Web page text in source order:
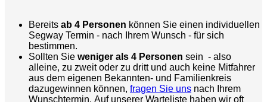
Bereits ab 4 Personen können Sie einen individuellen
Segway Termin - nach Ihrem Wunsch - für sich
bestimmen.
Sollten Sie weniger als 4 Personen sein - also
alleine, zu zweit oder zu dritt und auch keine Mitfahrer
aus dem eigenen Bekannten- und Familienkreis
dazugewinnen können, fragen Sie uns nach Ihrem
Wunschtermin. Auf unserer Warteliste haben wir oft